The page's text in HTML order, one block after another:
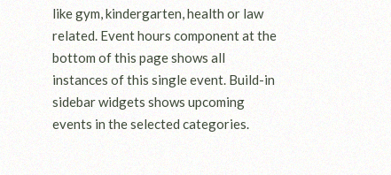
like gym, kindergarten, health or law
related. Event hours component at the
bottom of this page shows all
instances of this single event. Build-in
sidebar widgets shows upcoming
events in the selected categories.